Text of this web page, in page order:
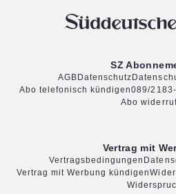
SZ
AGB Datenschutz
Abo telefonisch kündigen089/
Abo
Vertrag mit
Vertragsbedingungen
Vertrag mit Werbung kündigen